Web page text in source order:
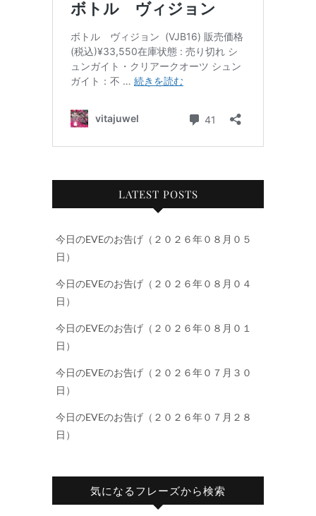
LATEST POSTS
今日のEVEのお告げ（２０２６年０８月０５
日）
今日のEVEのお告げ（２０２６年０８月０４
日）
今日のEVEのお告げ（２０２６年０８月０１
日）
今日のEVEのお告げ（２０２６年０７月３０
日）
今日のEVEのお告げ（２０２６年０７月２８
日）
気になるフレーズから検索